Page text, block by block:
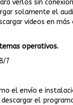
verlos sin
solamente el
videos en más
operativos.
7
el envío e
el